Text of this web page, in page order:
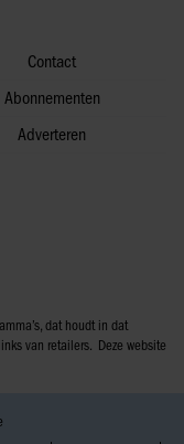
met andere
hun services. U
website blijft
Contact
Abonnementen
Adverteren
dat houdt in dat
van retailers. Deze website